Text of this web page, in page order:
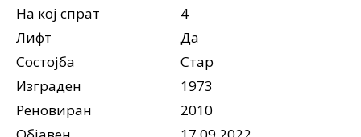
На кој спрат
4
Лифт
Да
Состојба
Стар
Изграден
1973
Реновиран
2010